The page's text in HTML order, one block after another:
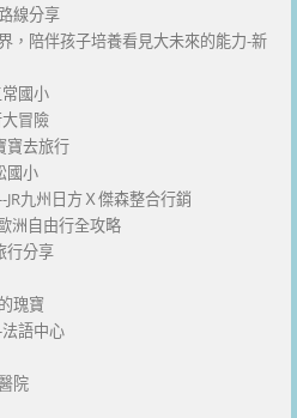
線分享
，陪伴孩子培養看見大未來的能力-新
國小
冒險
寶去旅行
國小
九州日方Ｘ傑森整合行銷
洲自由行全攻略
行分享
瑰寶
語中心
院